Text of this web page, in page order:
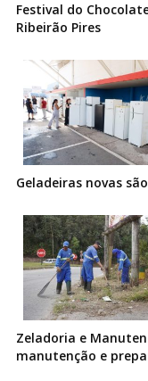
Festival do
Ribeirão Pires
Geladeiras novas
Zeladoria e
manutenção e